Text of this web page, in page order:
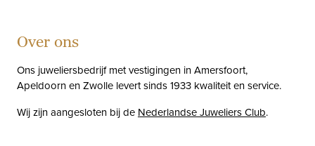
Over ons
Ons juweliersbedrijf met vestigingen in Amersfoort,
Apeldoorn en Zwolle levert sinds 1933 kwaliteit en service.
Wij zijn aangesloten bij de Nederlandse Juweliers Club.